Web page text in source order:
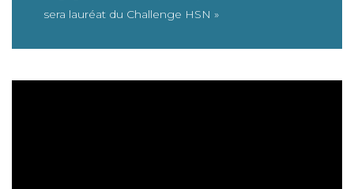
sera lauréat du Challenge HSN »